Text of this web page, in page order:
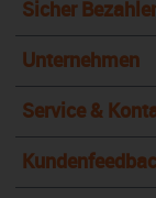
Sicher
Unternehmen
Service &